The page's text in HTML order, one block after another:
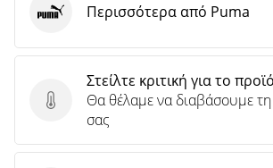
Στείλτε κριτική για το προϊόν
Στείλτε κριτική για το
Θα θέλαμε να διαβάσουμε
σας
Puma Περισσότερα από Puma